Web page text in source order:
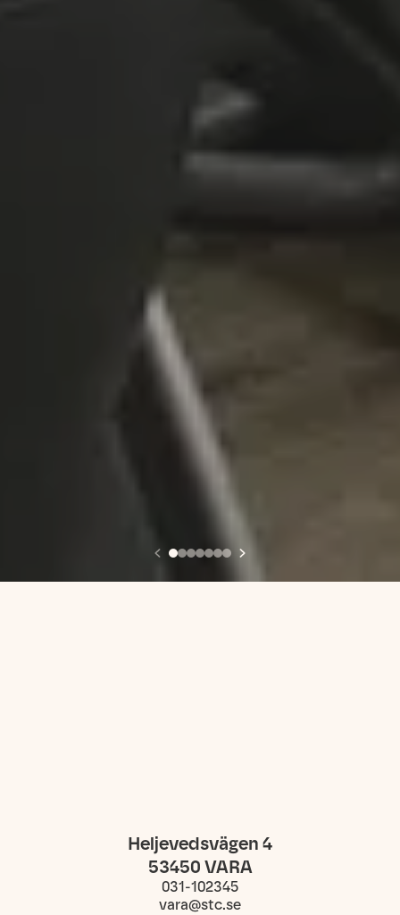
Heljevedsvägen 4
53450 VARA
031-102345
vara@stc.se